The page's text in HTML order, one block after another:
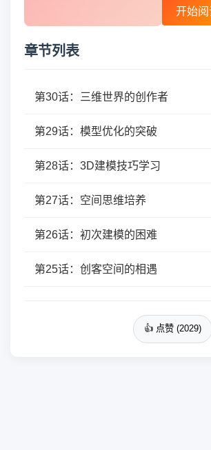
开始阅
章节列表
第30话：三维世界的创作者
第29话：模型优化的突破
第28话：3D建模技巧学习
第27话：空间思维培养
第26话：初次建模的困难
第25话：创客空间的相遇
👍 点赞 (2029)